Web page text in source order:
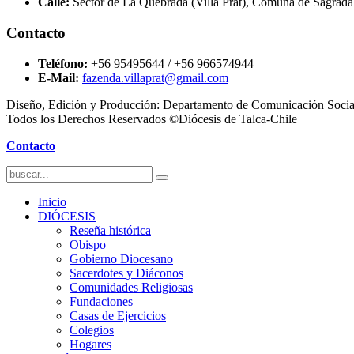
Contacto
Teléfono: +56 95495644 / +56 966574944
E-Mail: fazenda.villaprat@gmail.com
Diseño, Edición y Producción: Departamento de Comunicación
Todos los Derechos Reservados ©Diócesis de Talca-Chile
Contacto
Inicio
DIÓCESIS
Reseña histórica
Obispo
Gobierno Diocesano
Sacerdotes y Diáconos
Comunidades Religiosas
Fundaciones
Casas de Ejercicios
Colegios
Hogares